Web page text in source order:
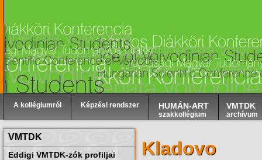
A kollégiumról Képzési rendszer HUMÁN-ART
szakkollégium
VMTDK
archívum
VMTDK
Eddigi VMTDK-zók profiljai
Kladovo